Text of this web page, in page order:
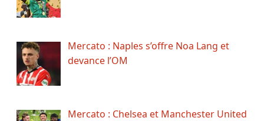
Mercato : Naples s’offre Noa Lang et
devance l’OM
Mercato : Chelsea et Manchester United